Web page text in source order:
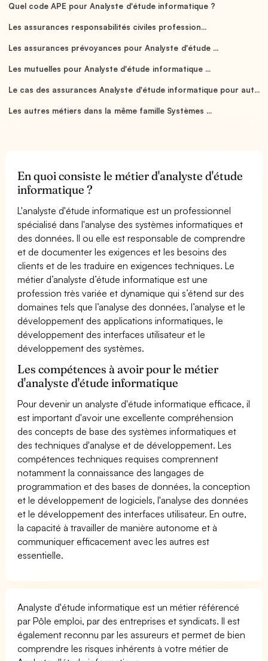
Quel code APE pour Analyste d'étude informatique ?
Les assurances responsabilités civiles profession...
Les assurances prévoyances pour Analyste d'étude ...
Les mutuelles pour Analyste d'étude informatique ...
Le cas des assurances Analyste d'étude informatique pour aut...
Les autres métiers dans la même famille Systèmes ...
En quoi consiste le métier d'analyste d'étude
informatique ?
L'analyste d'étude informatique est un professionnel
spécialisé dans l'analyse des systèmes informatiques et
des données. Il ou elle est responsable de comprendre
et de documenter les exigences et les besoins des
clients et de les traduire en exigences techniques. Le
métier d’analyste d’étude informatique est une
profession très variée et dynamique qui s’étend sur des
domaines tels que l’analyse des données, l’analyse et le
développement des applications informatiques, le
développement des interfaces utilisateur et le
développement des systèmes.
Les compétences à avoir pour le métier
d'analyste d'étude informatique
Pour devenir un analyste d'étude informatique efficace, il
est important d'avoir une excellente compréhension
des concepts de base des systèmes informatiques et
des techniques d'analyse et de développement. Les
compétences techniques requises comprennent
notamment la connaissance des langages de
programmation et des bases de données, la conception
et le développement de logiciels, l'analyse des données
et le développement des interfaces utilisateur. En outre,
la capacité à travailler de manière autonome et à
communiquer efficacement avec les autres est
essentielle.
Analyste d'étude informatique est un métier référencé
par Pôle emploi, par des entreprises et syndicats. Il est
également reconnu par les assureurs et permet de bien
comprendre les risques inhérents à votre métier de